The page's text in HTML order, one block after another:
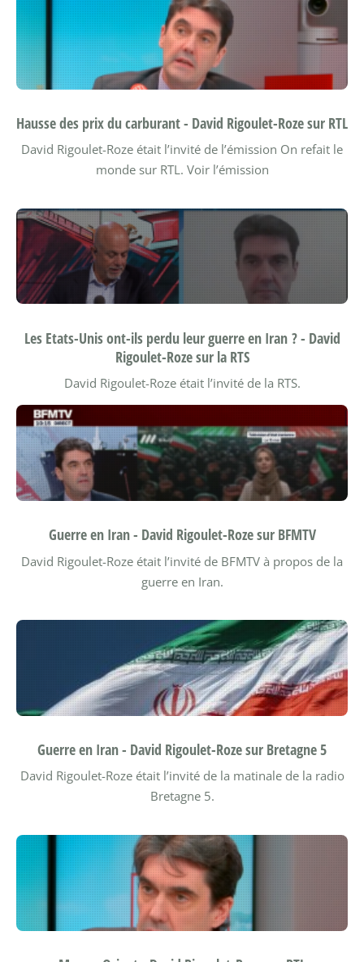
Hausse des prix du carburant - David Rigoulet-Roze sur RTL
David Rigoulet-Roze était l’invité de l’émission On refait le
monde sur RTL. Voir l’émission
Les Etats-Unis ont-ils perdu leur guerre en Iran ? - David
Rigoulet-Roze sur la RTS
David Rigoulet-Roze était l’invité de la RTS.
Guerre en Iran - David Rigoulet-Roze sur BFMTV
David Rigoulet-Roze était l’invité de BFMTV à propos de la
guerre en Iran.
Guerre en Iran - David Rigoulet-Roze sur Bretagne 5
David Rigoulet-Roze était l’invité de la matinale de la radio
Bretagne 5.